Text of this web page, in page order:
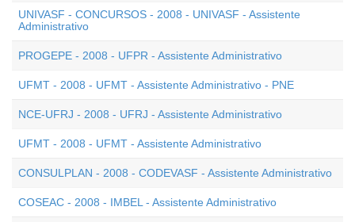
UNIVASF - CONCURSOS - 2008 - UNIVASF - Assistente
Administrativo
PROGEPE - 2008 - UFPR - Assistente Administrativo
UFMT - 2008 - UFMT - Assistente Administrativo - PNE
NCE-UFRJ - 2008 - UFRJ - Assistente Administrativo
UFMT - 2008 - UFMT - Assistente Administrativo
CONSULPLAN - 2008 - CODEVASF - Assistente Administrativo
COSEAC - 2008 - IMBEL - Assistente Administrativo